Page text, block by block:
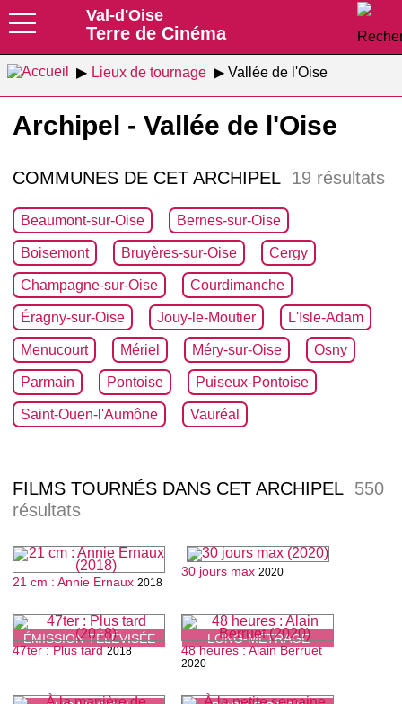
Val-d'Oise
Terre de Cinéma
Lieux de tournage Vallée de l'Oise
Archipel - Vallée de l'Oise
COMMUNES DE CET ARCHIPEL 19 résultats
Beaumont-sur-Oise Bernes-sur-Oise
Boisemont Bruyères-sur-Oise Cergy
Champagne-sur-Oise Courdimanche
Éragny-sur-Oise Jouy-le-Moutier L'Isle-Adam
Menucourt Mériel Méry-sur-Oise Osny
Parmain Pontoise Puiseux-Pontoise
Saint-Ouen-l'Aumône Vauréal
FILMS TOURNÉS DANS CET ARCHIPEL 550
résultats
ÉMISSION TÉLÉVISÉE
21 cm : Annie Ernaux 2018
LONG-MÉTRAGE
30 jours max 2020
47ter : Plus tard 2018 48 heures : Alain Berruet
2020